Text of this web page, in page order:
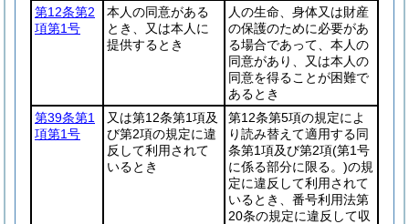
第12条第2
項第1号
本人の同意がある
とき、又は本人に
提供するとき
人の生命、身体又は財産
の保護のために必要があ
る場合であって、本人の
同意があり、又は本人の
同意を得ることが困難で
あるとき
第39条第1
項第1号
又は第12条第1項及
び第2項の規定に違
反して利用されて
いるとき
第12条第5項の規定によ
り読み替えて適用する同
条第1項及び第2項(第1号
に係る部分に限る。)の規
定に違反して利用されて
いるとき、番号利用法第
20条の規定に違反して収